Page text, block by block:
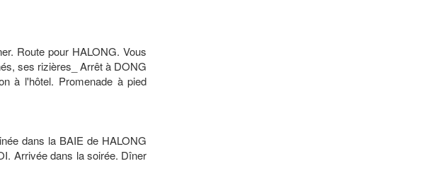
Route pour HALONG. Vous
ses rizières_ Arrêt à DONG
à l'hôtel. Promenade à pied
dans la BAIE de HALONG
Arrivée dans la soirée. Dîner